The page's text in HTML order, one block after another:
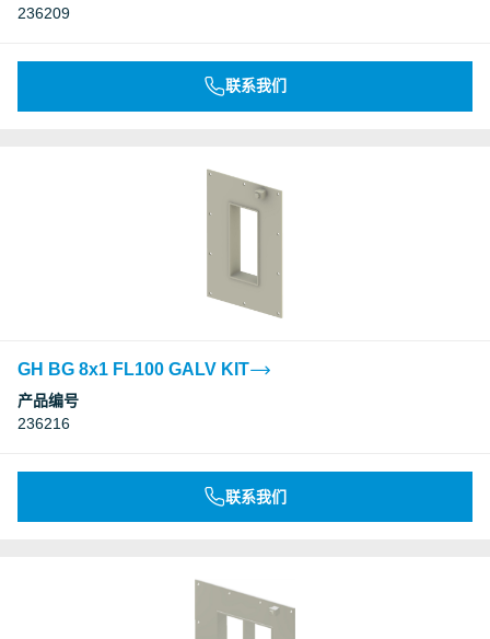
236209
联系我们
GH BG 8x1 FL100 GALV KIT
产品编号
236216
联系我们